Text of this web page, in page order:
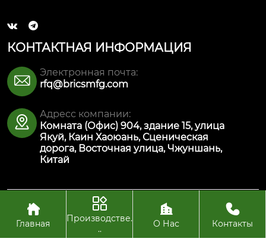
 
КОНТАКТНАЯ ИНФОРМАЦИЯ

Электронная почта:
rfq@bricsmfg.com

Адресс компании:
Комната (Офис) 904, здание 15, улица
Якуй, Каин Хаоюань, Сценическая
дорога, Восточная улица, Чжуншань,
Китай
Авторское право© ООО Интеллектуальная
производственная технология Булайкес (Чжуншань)

Главная

Производстве.
..

О Нас

Контакты